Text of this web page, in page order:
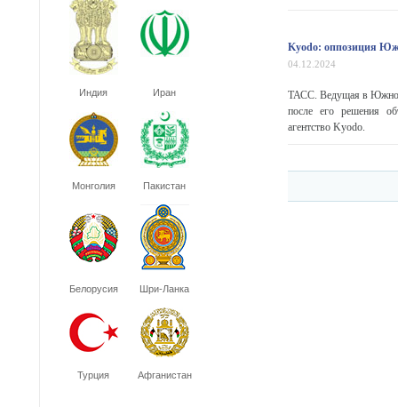
Индия Иран
Монголия Пакистан
Белорусия Шри-Ланка
Турция Афганистан
Kyodo: оппозиция
04.12.2024
ТАСС. Ведущая в Южной
после его решения
агентство Kyodo.